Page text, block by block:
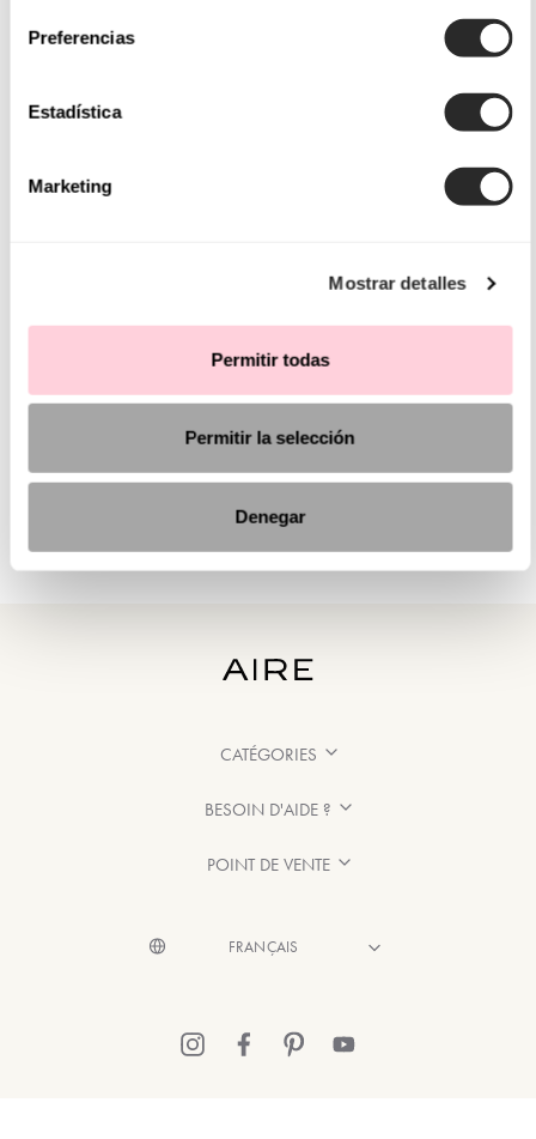
Preferencias
Estadística
Marketing
Mostrar detalles
Permitir todas
Permitir la selección
Denegar
CATÉGORIES
BESOIN D'AIDE ?
POINT DE VENTE